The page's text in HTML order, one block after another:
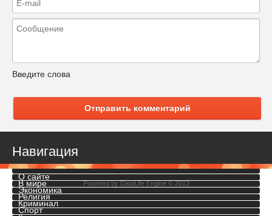
Введите слова
Отправить комментарий
Навигация
О сайте
В мире
Экономика
Религия
Криминал
Спорт
Powered by DataLife Engine© 2013